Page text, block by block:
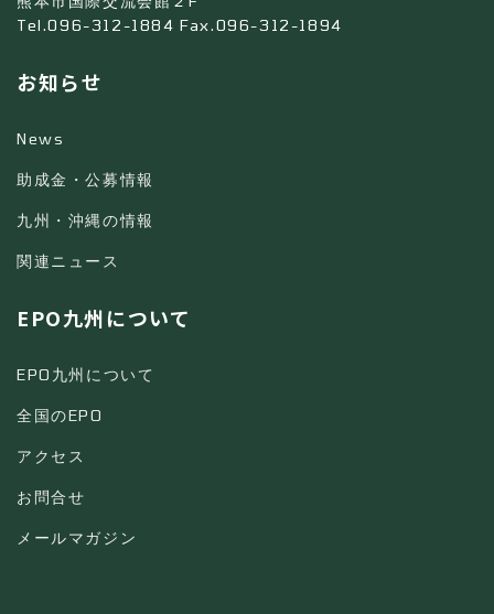
Tel.096-312-1884 Fax.096-312-1894
お知らせ
News
助成金・公募情報
九州・沖縄の情報
関連ニュース
EPO九州について
EPO九州について
全国のEPO
アクセス
お問合せ
メールマガジン